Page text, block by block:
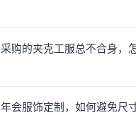
采购的夹克工服总不合身，
年会服饰定制，如何避免尺